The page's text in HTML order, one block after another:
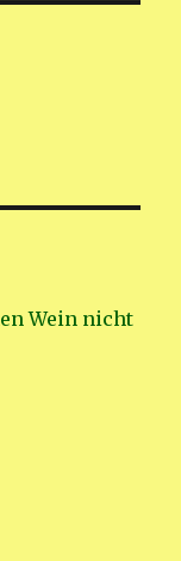
Wein nicht